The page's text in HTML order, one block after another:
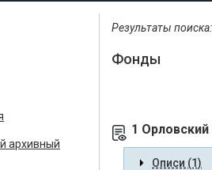
архивный
Результаты
Фонды
1
Описи (1)